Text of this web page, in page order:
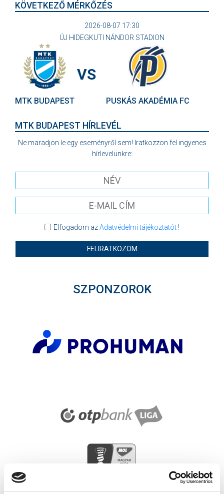
KÖVETKEZŐ MÉRKŐZÉS
2026-08-07 17:30
ÚJ HIDEGKUTI NÁNDOR STADION
MTK BUDAPEST
VS
PUSKÁS AKADÉMIA FC
MTK BUDAPEST HÍRLEVÉL
Ne maradjon le egy eseményről sem! Iratkozzon fel ingyenes
hírlevelünkre:
Elfogadom azAdatvédelmi tájékoztatót!
FELIRATKOZOM
SZPONZOROK